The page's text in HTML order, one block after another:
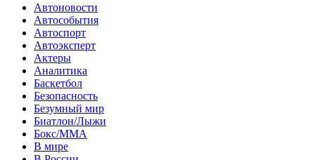
Автоновости
Автособытия
Автоспорт
Автоэксперт
Актеры
Аналитика
Баскетбол
Безопасность
Безумный мир
Биатлон/Лыжи
Бокс/MMA
В мире